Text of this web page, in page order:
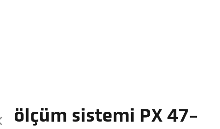
ölçüm sistemi PX 47-